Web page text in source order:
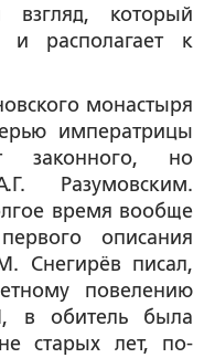
взгляд, который
располагает к
монастыря
императрицы
законного, но
Разумовским.
время вообще
описания
Снегирёв писал,
повелению
в обитель была
старых лет, по-